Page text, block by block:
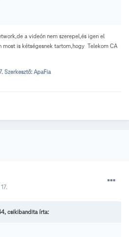
a videón nem szerepel,és igen el
most is kétségesnek tartom,hogy Telekom CA
Szerkesztő: ApaFia
csikibandita írta: